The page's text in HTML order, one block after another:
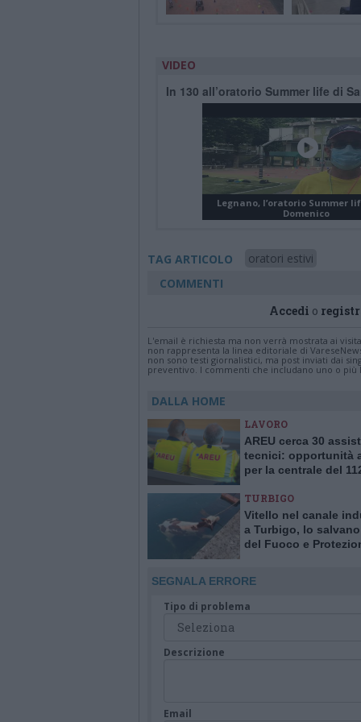
VIDEO
In 130 all’oratorio Summer life di
Legnano, l’oratorio Summer
Domenico
TAG ARTICOLO
oratori estivi
COMMENTI
Accedi o
L'email è richiesta ma non verrà mostrata ai
non rappresenta la linea editoriale di
non sono testi giornalistici, ma post inviati dai
preventivo. I commenti che includano uno o
DALLA HOME
LAVORO
AREU cerca 30
tecnici: opportunità
per la centrale del
TURBIGO
Vitello nel canale
a Turbigo, lo
del Fuoco e
SEGNALA ERRORE
Tipo di problema
Descrizione
Email